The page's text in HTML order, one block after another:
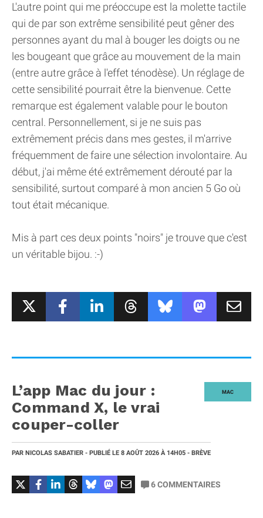
L'autre point qui me préoccupe est la molette tactile
qui de par son extrême sensibilité peut gêner des
personnes ayant du mal à bouger les doigts ou ne
les bougeant que grâce au mouvement de la main
(entre autre grâce à l'effet ténodèse). Un réglage de
cette sensibilité pourrait être la bienvenue. Cette
remarque est également valable pour le bouton
central. Personnellement, si je ne suis pas
extrêmement précis dans mes gestes, il m'arrive
fréquemment de faire une sélection involontaire. Au
début, j'ai même été extrêmement dérouté par la
sensibilité, surtout comparé à mon ancien 5 Go où
tout était mécanique.
Mis à part ces deux points "noirs" je trouve que c'est
un véritable bijou. :-)
MAC
L’app Mac du jour :
Command X, le vrai
couper-coller
PAR NICOLAS SABATIER - PUBLIÉ LE 8 AOÛT 2026 À 14H05 - BRÈVE
6COMMENTAIRES